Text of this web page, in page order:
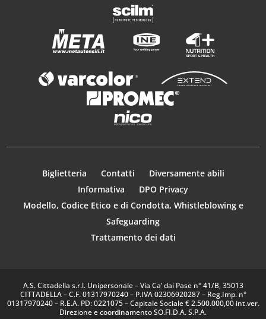
Biglietteria Contatti
Diversamente abili
Informativa
DPO Privacy
Modello, Codice Etico e di Condotta, Whistleblowing e
Safeguarding
Trattamento dei dati
A.S. Cittadella s.r.l. Unipersonale – Via Ca’ dai Pase n° 41/B, 35013
CITTADELLA – C.F. 01317970240 – P.IVA 02306920287 – Reg.Imp. n°
01317970240 – R.E.A. PD: 0221075 – Capitale Sociale € 2.500.000,00 int.ver.
Direzione e coordinamento SO.FI.D.A. S.P.A.